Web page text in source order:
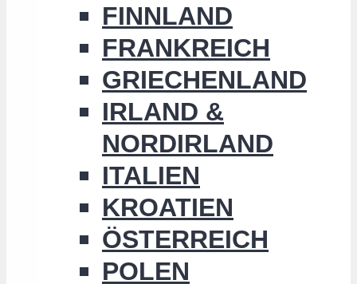
FINNLAND
FRANKREICH
GRIECHENLAND
IRLAND &
NORDIRLAND
ITALIEN
KROATIEN
ÖSTERREICH
POLEN